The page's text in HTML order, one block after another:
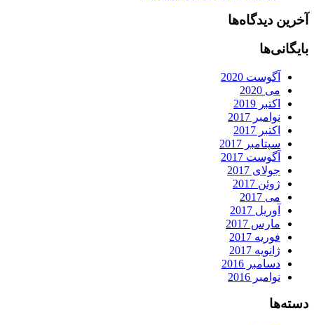
آخرین دیدگاه‌ها
بایگانی‌ها
آگوست 2020
می 2020
اکتبر 2019
نوامبر 2017
اکتبر 2017
سپتامبر 2017
آگوست 2017
جولای 2017
ژوئن 2017
می 2017
آوریل 2017
مارس 2017
فوریه 2017
ژانویه 2017
دسامبر 2016
نوامبر 2016
دسته‌ها